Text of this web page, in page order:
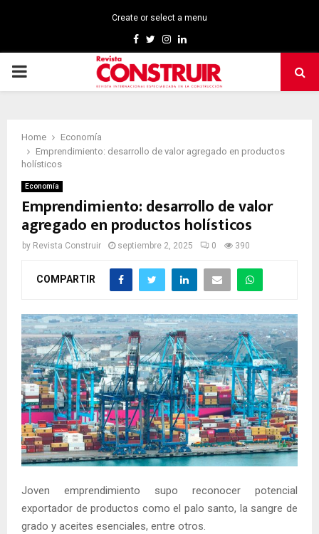
Create or select a menu
Facebook
TwitterInstagram
Linkedin
PRIMARY
Home
Economía
Emprendimiento: desarrollo de valor agregado en productos
holísticos
Economía
Emprendimiento: desarrollo de valor
agregado en productos holísticos
by Revista Construir septiembre 2, 2025 0 390
COMPARTIR
Joven emprendimiento supo reconocer potencial
exportador de productos como el palo santo, la sangre de
grado y aceites esenciales, entre otros.